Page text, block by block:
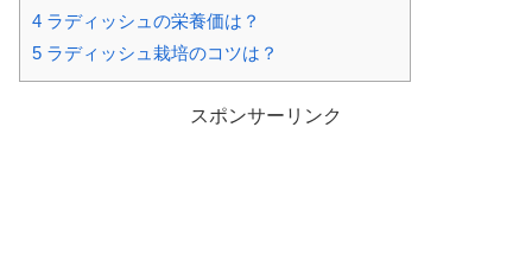
4 ラディッシュの栄養価は？
5 ラディッシュ栽培のコツは？
スポンサーリンク